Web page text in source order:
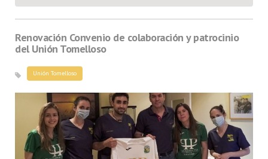
Renovación Convenio de colaboración y patrocinio
del Unión Tomelloso
Unión Tomelloso